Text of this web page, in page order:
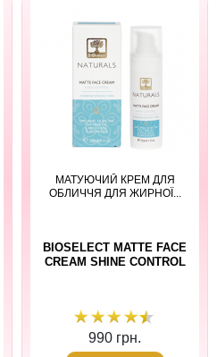
МАТУЮЧИЙ КРЕМ ДЛЯ
ОБЛИЧЧЯ ДЛЯ ЖИРНОЇ...
BIOSELECT MATTE FACE
CREAM SHINE CONTROL
990 грн.